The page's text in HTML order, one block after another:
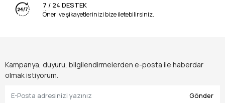
7 / 24 DESTEK
Öneri ve şikayetlerinizi bize iletebilirsiniz.
Kampanya, duyuru, bilgilendirmelerden e-posta ile haberdar
olmak istiyorum.
Gönder